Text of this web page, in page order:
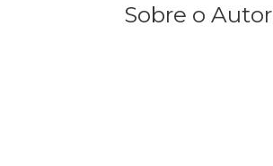
Sobre o Autor